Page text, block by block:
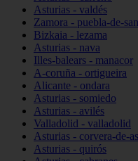
Asturias - valdés
Zamora - puebla-de-
Bizkaia - lezama
Asturias - nava
Illes-balears - manacor
A-coruña - ortigueira
Alicante - ondara
Asturias - somiedo
Asturias - avilés
Valladolid - valladolid
Asturias - corvera-de-
Asturias - quirós